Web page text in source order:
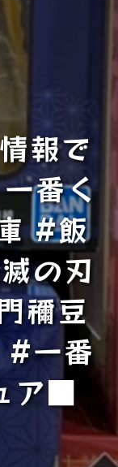
報で
番く
#飯
の刃
禰豆
#一番
ア■